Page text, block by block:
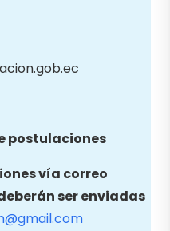
postulaciones
vía correo
ser enviadas